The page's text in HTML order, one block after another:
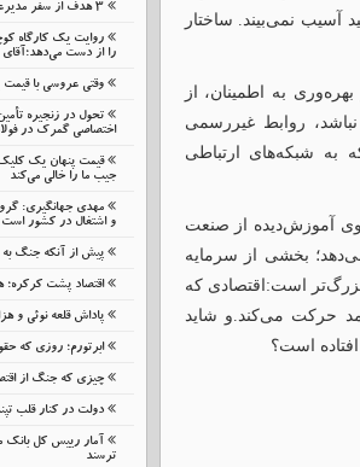
نمی‌بیند. ساختار
به اطمینان، از
روابط غیررسمی
به شبکه‌های ارتباطی
آموزش‌دیده از صنعت
بخشی از سرمایه
بزرگ‌تر است:اقتصادی که
حرکت می‌کند.و شاید
است؟
۳ هدف از سفر مدیرعامل بانک گردشگری به زنجان
روایت یک کارگاه
را از دست
وقتی عروسی با
تحول در زنجیره
اختصاصی گمرک در
قیمت پنهان یک کلیک
جیب ما را خالی می‌کند
مهدی جهانگیری:
و اشتغال در کشور است
پیش از آنکه جنگ به
اقتصاد پشت کرکره؛
پاداش قلعه نوئی و
ابرتورم؛ روزی که
چیزی که جنگ از
دولت در کنار قلب
آمار رییس کل بانک
ترسند